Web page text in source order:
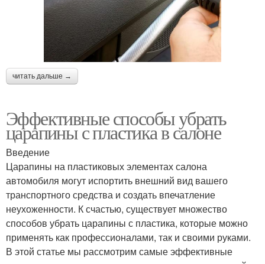
читать дальше →
Эффективные способы убрать
царапины с пластика в салоне
Введение
Царапины на пластиковых элементах салона
автомобиля могут испортить внешний вид вашего
транспортного средства и создать впечатление
неухоженности. К счастью, существует множество
способов убрать царапины с пластика, которые можно
применять как профессионалами, так и своими руками.
В этой статье мы рассмотрим самые эффективные